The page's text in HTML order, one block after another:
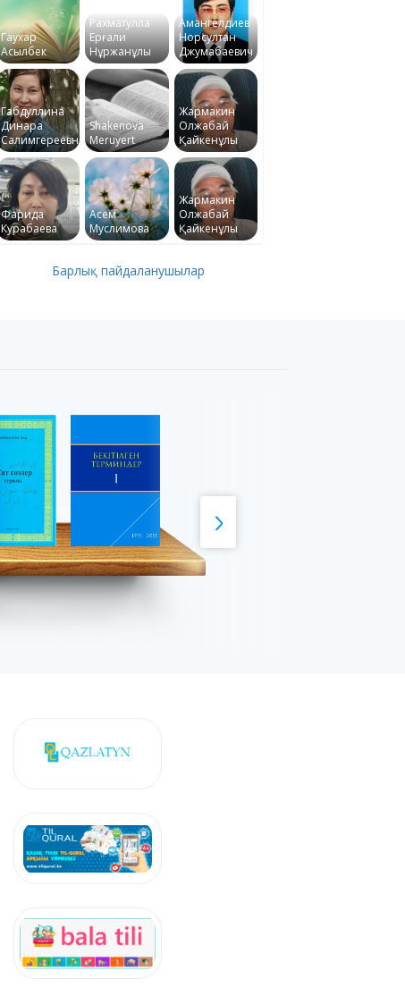
Гаухар
Асылбек
Рахматулла
Ерғали
Нұржанұлы
Амангелдиев
Норсултан
Джумабаевич
Габдуллина
Динара
Салимгереевна
Shakenova
Meruyert
Жармакин
Олжабай
Қайкенұлы
Фарида
Курабаева
Асем
Муслимова
Жармакин
Олжабай
Қайкенұлы
Барлық пайдаланушылар